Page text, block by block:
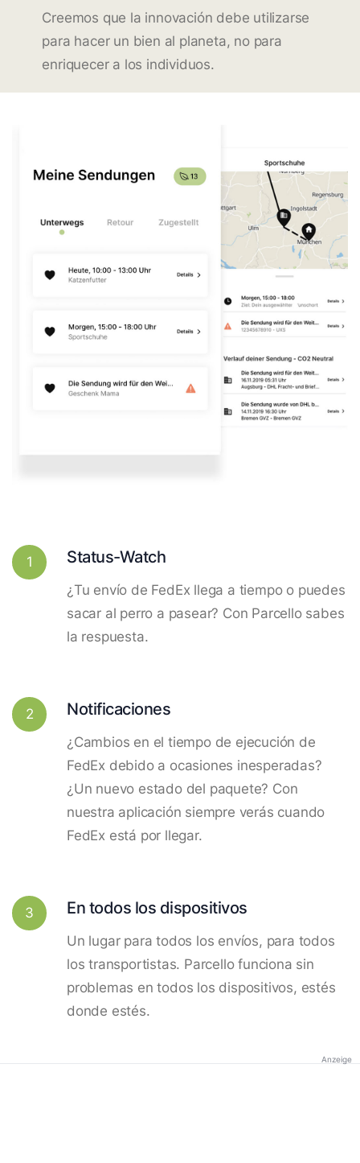
Creemos que la innovación debe utilizarse
para hacer un bien al planeta, no para
enriquecer a los individuos.
1 Status-Watch
¿Tu envío de FedEx llega a tiempo o puedes
sacar al perro a pasear? Con Parcello sabes
la respuesta.
2 Notificaciones
¿Cambios en el tiempo de ejecución de
FedEx debido a ocasiones inesperadas?
¿Un nuevo estado del paquete? Con
nuestra aplicación siempre verás cuando
FedEx está por llegar.
3 En todos los dispositivos
Un lugar para todos los envíos, para todos
los transportistas. Parcello funciona sin
problemas en todos los dispositivos, estés
donde estés.
Anzeige